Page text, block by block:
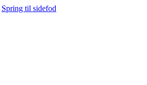
Spring til sidefod